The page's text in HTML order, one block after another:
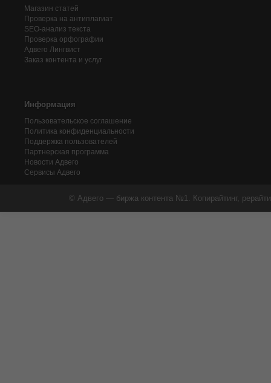
Магазин статей
Проверка на антиплагиат
SEO-анализ текста
Проверка орфографии
Адвего Лингвист
Заказ контента и услуг
Информация
Пользовательское соглашение
Политика конфиденциальности
Поддержка пользователей
Партнерская программа
Новости Адвего
Сервисы Адвего
© Адвего — биржа контента №1. Копирайтинг,